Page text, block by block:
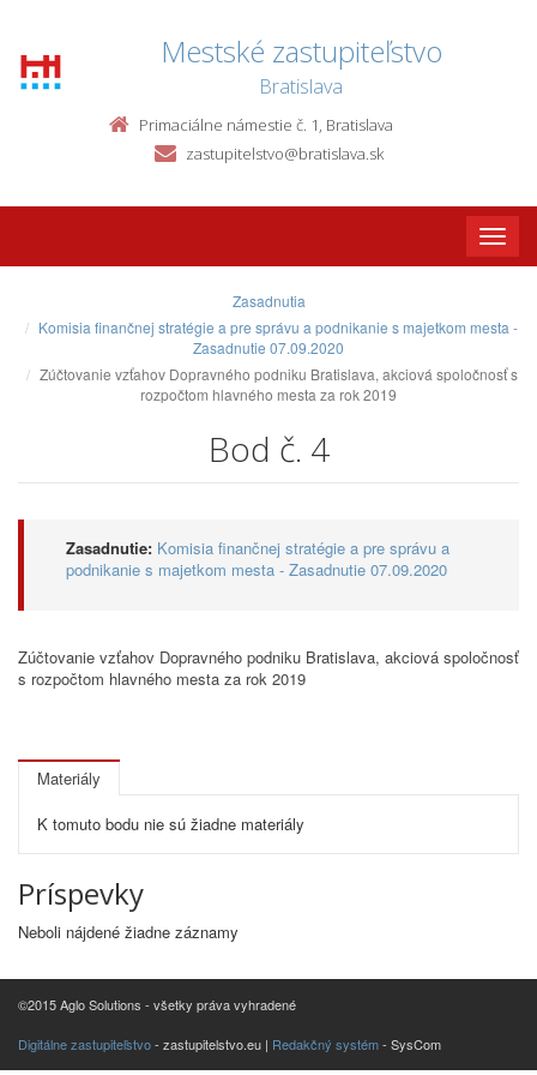
Mestské zastupiteľstvo
Bratislava
Primaciálne námestie č. 1, Bratislava
zastupitelstvo@bratislava.sk
Toggle
Zasadnutia
Komisia finančnej stratégie a pre správu a podnikanie s majetkom mesta -
Zasadnutie 07.09.2020
Zúčtovanie vzťahov Dopravného podniku Bratislava, akciová spoločnosť s
rozpočtom hlavného mesta za rok 2019
Bod č. 4
Zasadnutie: Komisia finančnej stratégie a pre správu a
podnikanie s majetkom mesta - Zasadnutie 07.09.2020
Zúčtovanie vzťahov Dopravného podniku Bratislava, akciová spoločnosť
s rozpočtom hlavného mesta za rok 2019
Materiály
K tomuto bodu nie sú žiadne materiály
Príspevky
Neboli nájdené žiadne záznamy
©2015 Aglo Solutions - všetky práva vyhradené
Digitálne zastupiteľstvo- zastupitelstvo.eu | Redakčný systém- SysCom